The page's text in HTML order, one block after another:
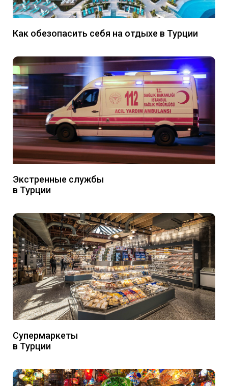
Как обезопасить себя на отдыхе в Турции
Экстренные службы
в Турции
Супермаркеты
в Турции